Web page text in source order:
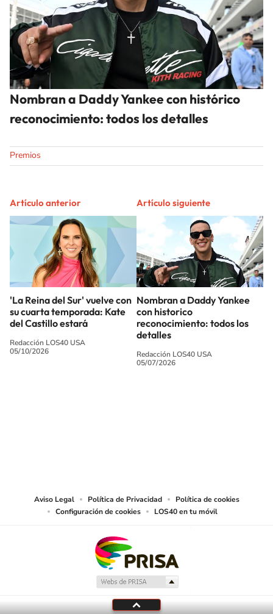
Nombran a Daddy Yankee con histórico
reconocimiento: todos los detalles
Premios
Artículo anterior
'La Reina del Sur' vuelve con
su cuarta temporada: Kate
del Castillo estará
Redacción LOS40 USA
05/10/2026
Artículo siguiente
Nombran a Daddy Yankee
con historico
reconocimiento: todos los
detalles
Redacción LOS40 USA
05/07/2026
Aviso Legal Política de Privacidad
Política de cookies
Configuración de cookies
LOS40 en tu móvil